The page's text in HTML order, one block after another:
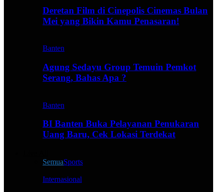
Deretan Film di Cinepolis Cinemas Bulan
Mei yang Bikin Kamu Penasaran!
Banten
Agung Sedayu Group Temuin Pemkot
Serang, Bahas Apa ?
Banten
BI Banten Buka Pelayanan Penukaran
Uang Baru, Cek Lokasi Terdekat
SemuaSports
Internasional